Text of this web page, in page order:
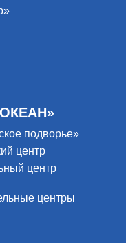
подворье»
центр
центр
центры